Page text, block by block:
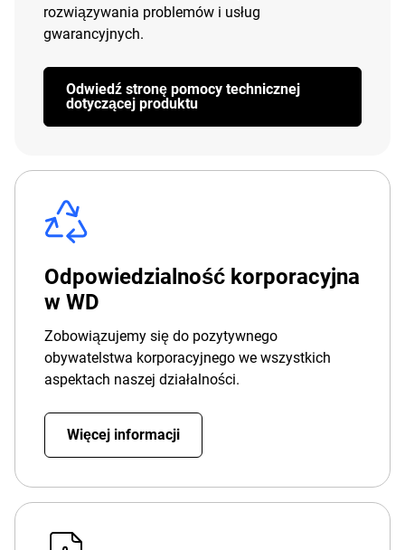
rozwiązywania problemów i usług
gwarancyjnych.
Odwiedź stronę pomocy technicznej
dotyczącej produktu
Odpowiedzialność korporacyjna
w WD
Zobowiązujemy się do pozytywnego
obywatelstwa korporacyjnego we wszystkich
aspektach naszej działalności.
Więcej informacji